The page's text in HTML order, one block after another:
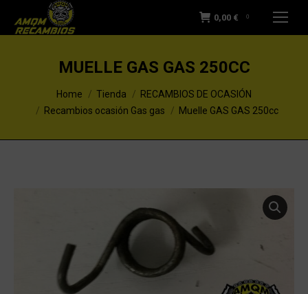
0,00 € 0
MUELLE GAS GAS 250CC
You are here:Home Tienda
RECAMBIOS DE OCASIÓN
Recambios ocasión Gas gas
Muelle GAS GAS 250cc